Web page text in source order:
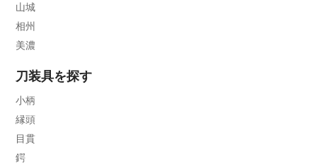
山城
相州
美濃
刀装具を探す
小柄
縁頭
目貫
鍔